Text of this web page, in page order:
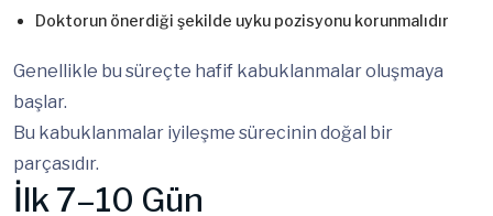
Doktorun önerdiği şekilde uyku pozisyonu korunmalıdır
Genellikle bu süreçte hafif kabuklanmalar oluşmaya
başlar.
Bu kabuklanmalar iyileşme sürecinin doğal bir
parçasıdır.
İlk 7–10 Gün